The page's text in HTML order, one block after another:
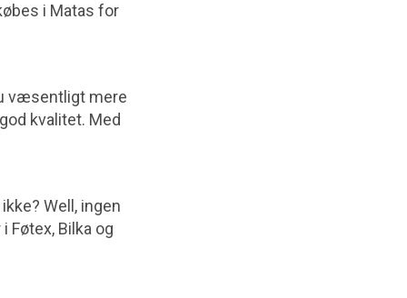
i Matas for
væsentligt mere
kvalitet. Med
Well, ingen
Føtex, Bilka og